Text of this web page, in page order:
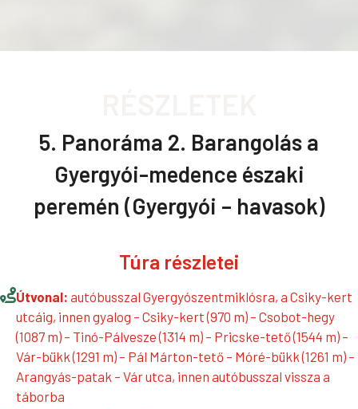
5. Panoráma 2. Barangolás a
Gyergyói-medence északi
peremén (Gyergyói – havasok)
Túra részletei
Útvonal: autóbusszal Gyergyószentmiklósra, a Csiky-kert
utcáig, innen gyalog – Csiky-kert (970 m) – Csobot-hegy
(1087 m) – Tinó-Pálvesze (1314 m) – Pricske-tető (1544 m) –
Vár-bükk (1291 m) – Pál Márton-tető – Móré-bükk (1261 m) –
Arangyás-patak – Vár utca, innen autóbusszal vissza a
táborba